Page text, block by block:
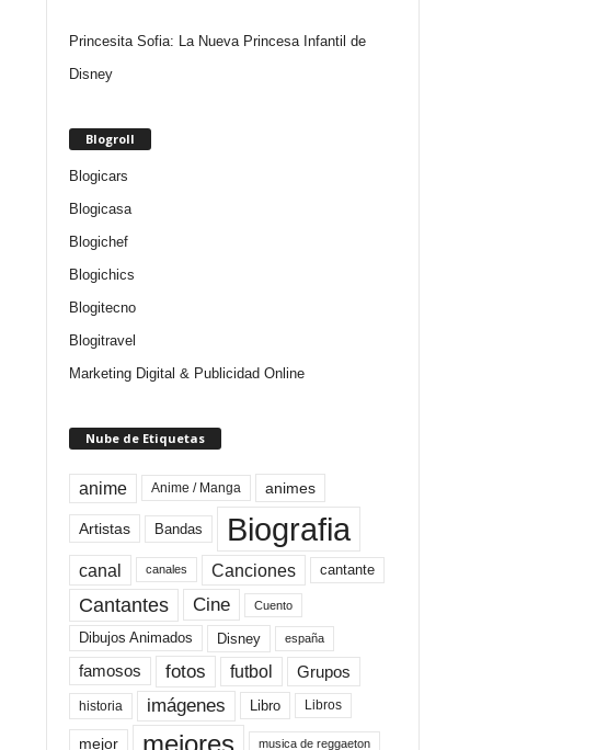
Princesita Sofia: La Nueva Princesa Infantil de
Disney
Blogroll
Blogicars
Blogicasa
Blogichef
Blogichics
Blogitecno
Blogitravel
Marketing Digital & Publicidad Online
Nube de Etiquetas
anime Anime / Manga animes
Artistas Bandas Biografia
canal canales Canciones cantante
Cantantes Cine Cuento
Dibujos Animados Disney españa
famosos fotos futbol Grupos
historia imágenes Libro Libros
mejor mejores musica de reggaeton